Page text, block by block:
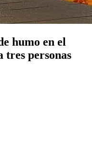
humo en el
tres personas